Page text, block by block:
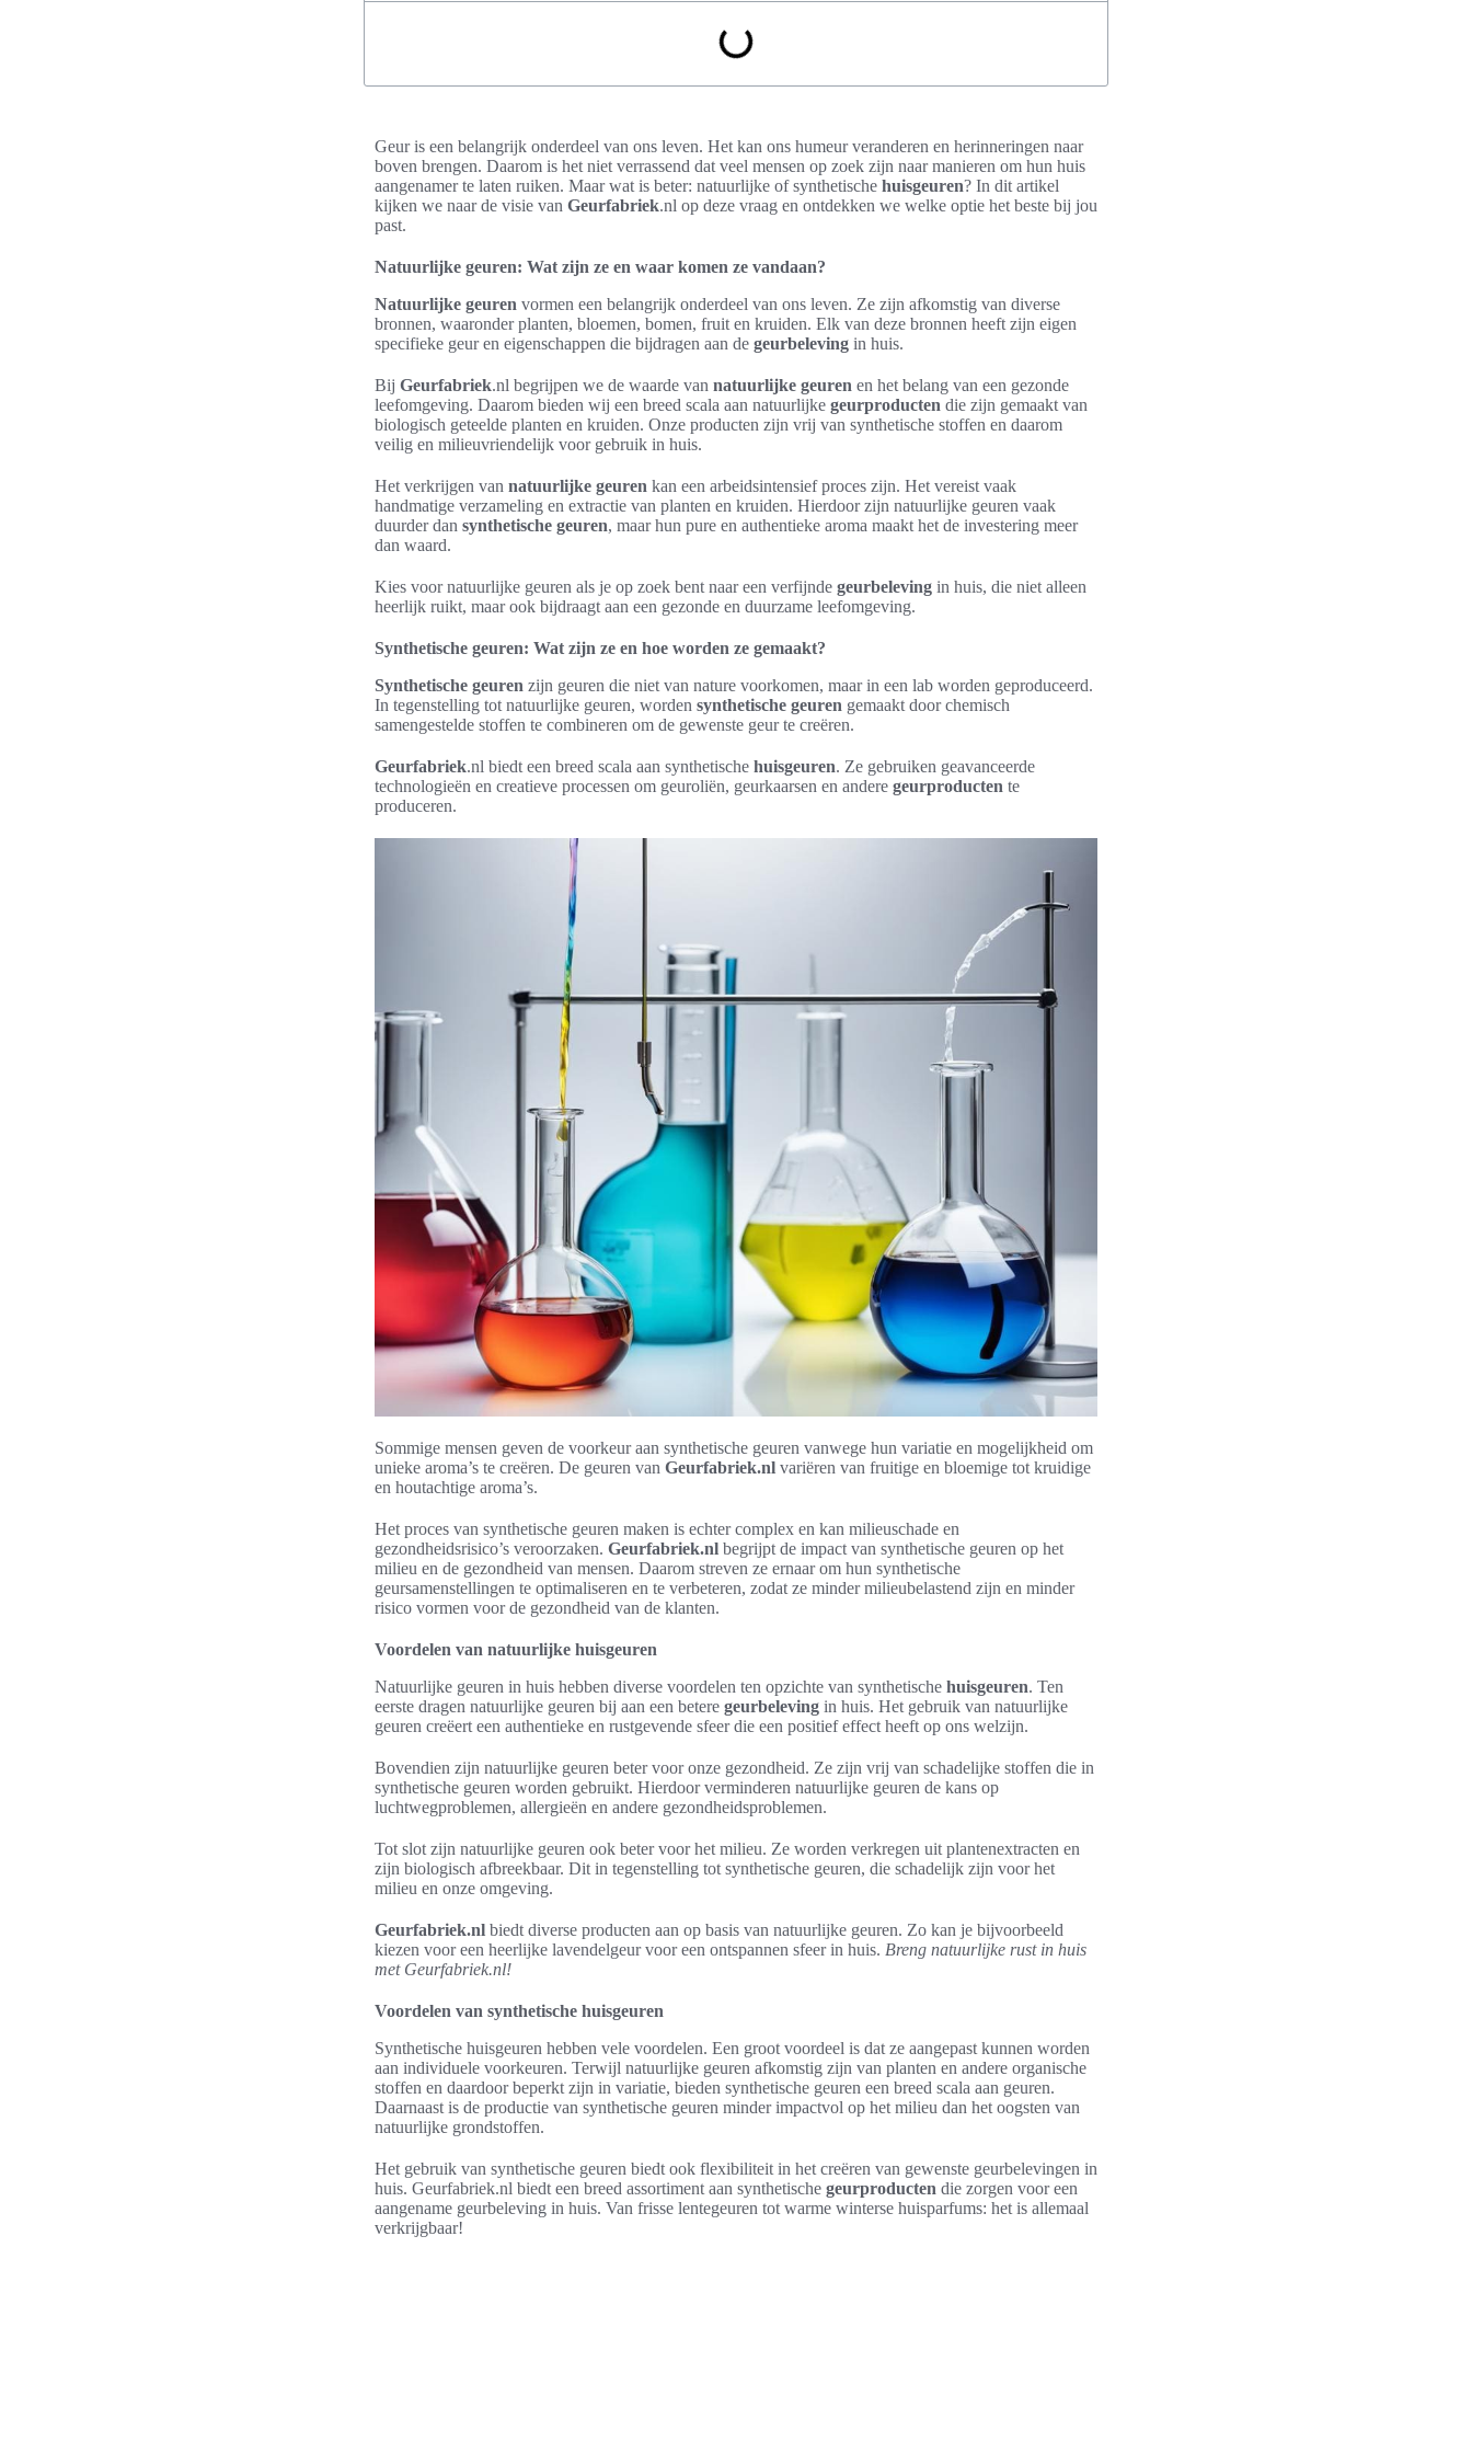
Geur is een belangrijk onderdeel van ons leven. Het kan ons humeur veranderen en herinneringen naar
boven brengen. Daarom is het niet verrassend dat veel mensen op zoek zijn naar manieren om hun huis
aangenamer te laten ruiken. Maar wat is beter: natuurlijke of synthetische huisgeuren? In dit artikel
kijken we naar de visie van Geurfabriek.nl op deze vraag en ontdekken we welke optie het beste bij jou
past.
Natuurlijke geuren: Wat zijn ze en waar komen ze vandaan?
Natuurlijke geuren vormen een belangrijk onderdeel van ons leven. Ze zijn afkomstig van diverse
bronnen, waaronder planten, bloemen, bomen, fruit en kruiden. Elk van deze bronnen heeft zijn eigen
specifieke geur en eigenschappen die bijdragen aan de geurbeleving in huis.
Bij Geurfabriek.nl begrijpen we de waarde van natuurlijke geuren en het belang van een gezonde
leefomgeving. Daarom bieden wij een breed scala aan natuurlijke geurproducten die zijn gemaakt van
biologisch geteelde planten en kruiden. Onze producten zijn vrij van synthetische stoffen en daarom
veilig en milieuvriendelijk voor gebruik in huis.
Het verkrijgen van natuurlijke geuren kan een arbeidsintensief proces zijn. Het vereist vaak
handmatige verzameling en extractie van planten en kruiden. Hierdoor zijn natuurlijke geuren vaak
duurder dan synthetische geuren, maar hun pure en authentieke aroma maakt het de investering meer
dan waard.
Kies voor natuurlijke geuren als je op zoek bent naar een verfijnde geurbeleving in huis, die niet alleen
heerlijk ruikt, maar ook bijdraagt aan een gezonde en duurzame leefomgeving.
Synthetische geuren: Wat zijn ze en hoe worden ze gemaakt?
Synthetische geuren zijn geuren die niet van nature voorkomen, maar in een lab worden geproduceerd.
In tegenstelling tot natuurlijke geuren, worden synthetische geuren gemaakt door chemisch
samengestelde stoffen te combineren om de gewenste geur te creëren.
Geurfabriek.nl biedt een breed scala aan synthetische huisgeuren. Ze gebruiken geavanceerde
technologieën en creatieve processen om geuroliën, geurkaarsen en andere geurproducten te
produceren.
Sommige mensen geven de voorkeur aan synthetische geuren vanwege hun variatie en mogelijkheid om
unieke aroma’s te creëren. De geuren van Geurfabriek.nl variëren van fruitige en bloemige tot kruidige
en houtachtige aroma’s.
Het proces van synthetische geuren maken is echter complex en kan milieuschade en
gezondheidsrisico’s veroorzaken. Geurfabriek.nl begrijpt de impact van synthetische geuren op het
milieu en de gezondheid van mensen. Daarom streven ze ernaar om hun synthetische
geursamenstellingen te optimaliseren en te verbeteren, zodat ze minder milieubelastend zijn en minder
risico vormen voor de gezondheid van de klanten.
Voordelen van natuurlijke huisgeuren
Natuurlijke geuren in huis hebben diverse voordelen ten opzichte van synthetische huisgeuren. Ten
eerste dragen natuurlijke geuren bij aan een betere geurbeleving in huis. Het gebruik van natuurlijke
geuren creëert een authentieke en rustgevende sfeer die een positief effect heeft op ons welzijn.
Bovendien zijn natuurlijke geuren beter voor onze gezondheid. Ze zijn vrij van schadelijke stoffen die in
synthetische geuren worden gebruikt. Hierdoor verminderen natuurlijke geuren de kans op
luchtwegproblemen, allergieën en andere gezondheidsproblemen.
Tot slot zijn natuurlijke geuren ook beter voor het milieu. Ze worden verkregen uit plantenextracten en
zijn biologisch afbreekbaar. Dit in tegenstelling tot synthetische geuren, die schadelijk zijn voor het
milieu en onze omgeving.
Geurfabriek.nl biedt diverse producten aan op basis van natuurlijke geuren. Zo kan je bijvoorbeeld
kiezen voor een heerlijke lavendelgeur voor een ontspannen sfeer in huis. Breng natuurlijke rust in huis
met Geurfabriek.nl!
Voordelen van synthetische huisgeuren
Synthetische huisgeuren hebben vele voordelen. Een groot voordeel is dat ze aangepast kunnen worden
aan individuele voorkeuren. Terwijl natuurlijke geuren afkomstig zijn van planten en andere organische
stoffen en daardoor beperkt zijn in variatie, bieden synthetische geuren een breed scala aan geuren.
Daarnaast is de productie van synthetische geuren minder impactvol op het milieu dan het oogsten van
natuurlijke grondstoffen.
Het gebruik van synthetische geuren biedt ook flexibiliteit in het creëren van gewenste geurbelevingen in
huis. Geurfabriek.nl biedt een breed assortiment aan synthetische geurproducten die zorgen voor een
aangename geurbeleving in huis. Van frisse lentegeuren tot warme winterse huisparfums: het is allemaal
verkrijgbaar!